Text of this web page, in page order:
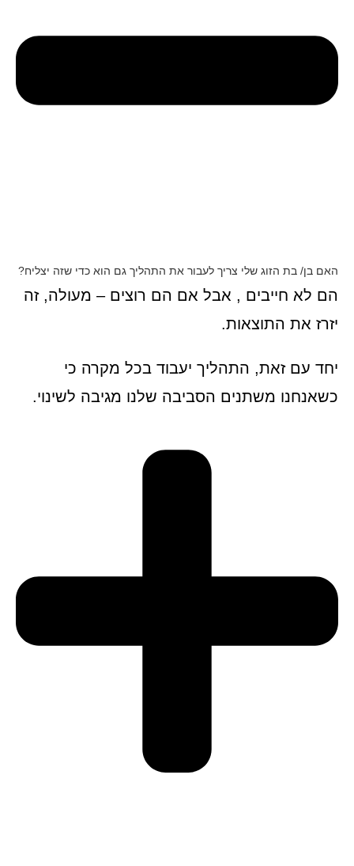
האם בן/ בת הזוג שלי צריך לעבור את התהליך גם הוא כדי שזה יצליח?
הם לא חייבים , אבל אם הם רוצים – מעולה, זה
יזרז את התוצאות.
יחד עם זאת, התהליך יעבוד בכל מקרה כי
כשאנחנו משתנים הסביבה שלנו מגיבה לשינוי.